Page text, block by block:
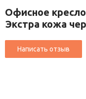
Офисное
Экстра кожа